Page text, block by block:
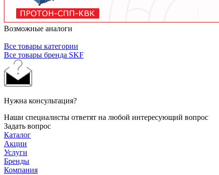
Возможные аналоги
Все товары категории
Все товары бренда SKF
Нужна консультация?
Наши специалисты ответят на любой интересующий вопрос
Задать вопрос
Каталог
Акции
Услуги
Бренды
Компания